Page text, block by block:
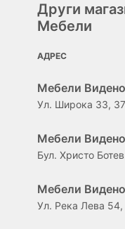
Други
Мебели
АДРЕС
Мебели
Ул. Широка 33,
Мебели
Бул. Христо
Мебели
Ул. Река Лева